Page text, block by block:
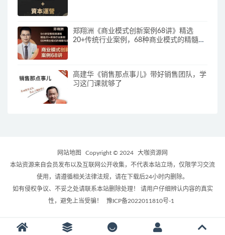
郑翔洲《商业模式创新案例68讲》精选
20+传统行业案例，68种商业模式的精髓与
高建华《销售那点事儿》带好销售团队，学
习这门课就够了
网站地图 Copyright © 2024
大咖资源网
本站资源来自会员发布以及互联网公开收集，不代表本站立场，仅限学习交流
使用，请遵循相关法律法规，请在下载后24小时内删除。
如有侵权争议、不妥之处请联系本站删除处理！ 请用户仔细辨认内容的真实
性，避免上当受骗！
豫ICP备2022011810号-1